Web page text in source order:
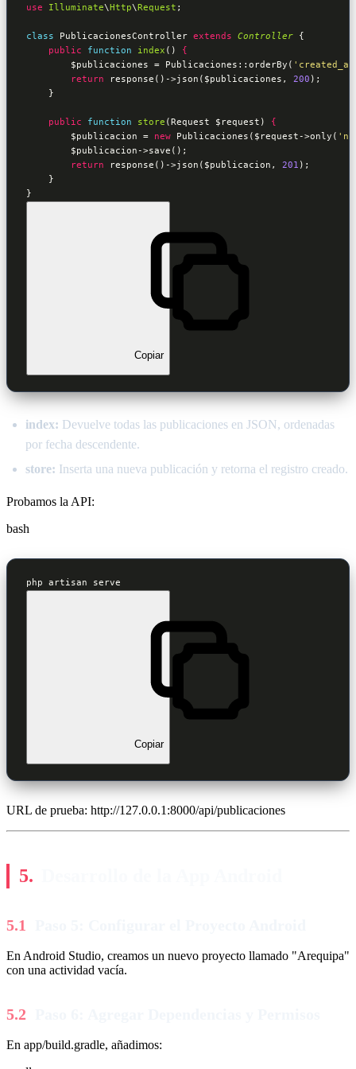
use
Illuminate\Http\Request ;
class PublicacionesController extends Controller {
public
function index ()
{
$publicaciones = Publicaciones::orderBy(
return response()->json( $publicaciones , 200 );
    }
public function store (Request $request )
{
$publicacion = new Publicaciones( $request ->only(
$publicacion ->save();
return response()->json( $publicacion , 201 );
    }
}
Copiar
index: Devuelve todas las publicaciones en JSON, ordenadas
por fecha descendente.
store: Inserta una nueva publicación y retorna el registro creado.
Probamos la API:
bash
php artisan serve
Copiar
URL de prueba: http://127.0.0.1:8000/api/publicaciones
En Android Studio, creamos un nuevo proyecto llamado "Arequipa"
con una actividad vacía.
En app/build.gradle, añadimos: